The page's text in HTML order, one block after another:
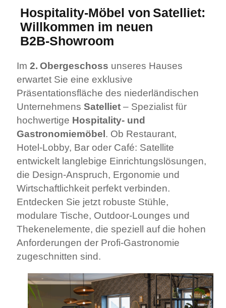
Hospitality‑Möbel von Satelliet:
Willkommen im neuen
B2B‑Showroom
Im 2. Obergeschoss unseres Hauses
erwartet Sie eine exklusive
Präsentationsfläche des niederländischen
Unternehmens Satelliet – Spezialist für
hochwertige Hospitality‑ und
Gastronomie­möbel . Ob Restaurant,
Hotel‑Lobby, Bar oder Café: Satellite
entwickelt langlebige Einrichtungslösungen,
die Design‑Anspruch, Ergonomie und
Wirtschaftlichkeit perfekt verbinden.
Entdecken Sie jetzt robuste Stühle,
modulare Tische, Outdoor‑Lounges und
Thekenelemente, die speziell auf die hohen
Anforderungen der Profi‑Gastronomie
zugeschnitten sind.